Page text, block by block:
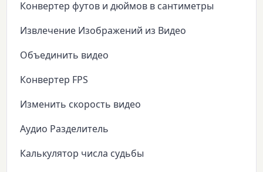
Конвертер футов и дюймов в сантиметры
Извлечение Изображений из Видео
Объединить видео
Конвертер FPS
Изменить скорость видео
Аудио Разделитель
Калькулятор числа судьбы